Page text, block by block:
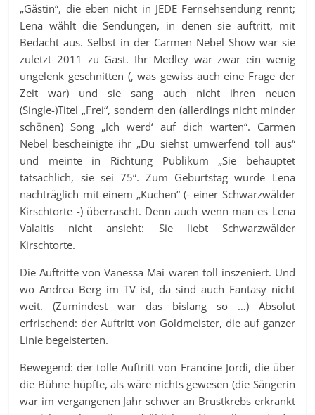
„Gästin“, die eben nicht in JEDE Fernsehsendung rennt;
Lena wählt die Sendungen, in denen sie auftritt, mit
Bedacht aus. Selbst in der Carmen Nebel Show war sie
zuletzt 2011 zu Gast. Ihr Medley war zwar ein wenig
ungelenk geschnitten (, was gewiss auch eine Frage der
Zeit war) und sie sang auch nicht ihren neuen
(Single-)Titel „Frei“, sondern den (allerdings nicht minder
schönen) Song „Ich werd‘ auf dich warten“. Carmen
Nebel bescheinigte ihr „Du siehst umwerfend toll aus“
und meinte in Richtung Publikum „Sie behauptet
tatsächlich, sie sei 75“. Zum Geburtstag wurde Lena
nachträglich mit einem „Kuchen“ (- einer Schwarzwälder
Kirschtorte -) überrascht. Denn auch wenn man es Lena
Valaitis nicht ansieht: Sie liebt Schwarzwälder
Kirschtorte.
Die Auftritte von Vanessa Mai waren toll inszeniert. Und
wo Andrea Berg im TV ist, da sind auch Fantasy nicht
weit. (Zumindest war das bislang so …) Absolut
erfrischend: der Auftritt von Goldmeister, die auf ganzer
Linie begeisterten.
Bewegend: der tolle Auftritt von Francine Jordi, die über
die Bühne hüpfte, als wäre nichts gewesen (die Sängerin
war im vergangenen Jahr schwer an Brustkrebs erkrankt